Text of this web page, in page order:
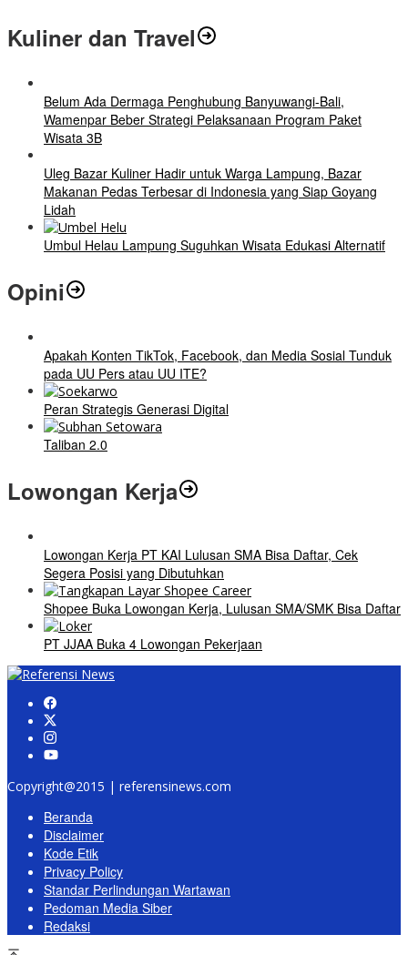
Kuliner dan Travel
Belum Ada Dermaga Penghubung Banyuwangi-Bali,
Wamenpar Beber Strategi Pelaksanaan Program Paket
Wisata 3B
Uleg Bazar Kuliner Hadir untuk Warga Lampung, Bazar
Makanan Pedas Terbesar di Indonesia yang Siap Goyang
Lidah
Umbul Helau Lampung Suguhkan Wisata Edukasi Alternatif
Opini
Apakah Konten TikTok, Facebook, dan Media Sosial Tunduk
pada UU Pers atau UU ITE?
Peran Strategis Generasi Digital
Taliban 2.0
Lowongan Kerja
Lowongan Kerja PT KAI Lulusan SMA Bisa Daftar, Cek
Segera Posisi yang Dibutuhkan
Shopee Buka Lowongan Kerja, Lulusan SMA/SMK Bisa Daftar
PT JJAA Buka 4 Lowongan Pekerjaan
Copyright@2015 | referensinews.com
Beranda
Disclaimer
Kode Etik
Privacy Policy
Standar Perlindungan Wartawan
Pedoman Media Siber
Redaksi